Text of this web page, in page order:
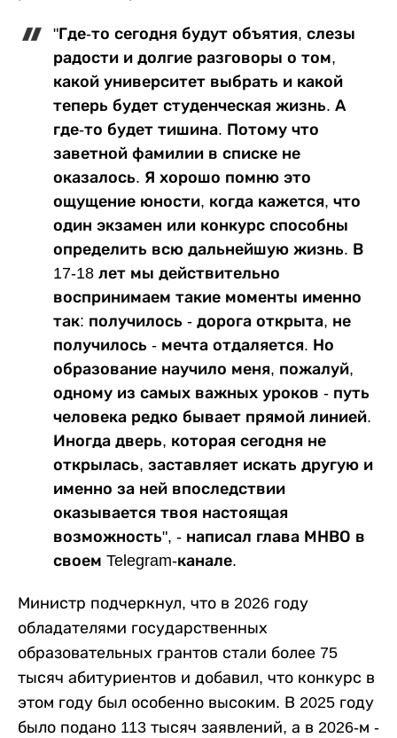
"Где-то сегодня будут объятия, слезы
радости и долгие разговоры о том,
какой университет выбрать и какой
теперь будет студенческая жизнь. А
где-то будет тишина. Потому что
заветной фамилии в списке не
оказалось. Я хорошо помню это
ощущение юности, когда кажется, что
один экзамен или конкурс способны
определить всю дальнейшую жизнь. В
17-18 лет мы действительно
воспринимаем такие моменты именно
так: получилось - дорога открыта, не
получилось - мечта отдаляется. Но
образование научило меня, пожалуй,
одному из самых важных уроков - путь
человека редко бывает прямой линией.
Иногда дверь, которая сегодня не
открылась, заставляет искать другую и
именно за ней впоследствии
оказывается твоя настоящая
возможность", - написал глава МНВО в
своем Telegram-канале.
Министр подчеркнул, что в 2026 году
обладателями государственных
образовательных грантов стали более 75
тысяч абитуриентов и добавил, что конкурс в
этом году был особенно высоким. В 2025 году
было подано 113 тысяч заявлений, а в 2026-м -